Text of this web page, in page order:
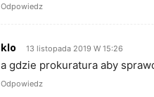
Odpowiedz
klo 13 listopada 2019 W 15:26
a gdzie prokuratura aby
Odpowiedz